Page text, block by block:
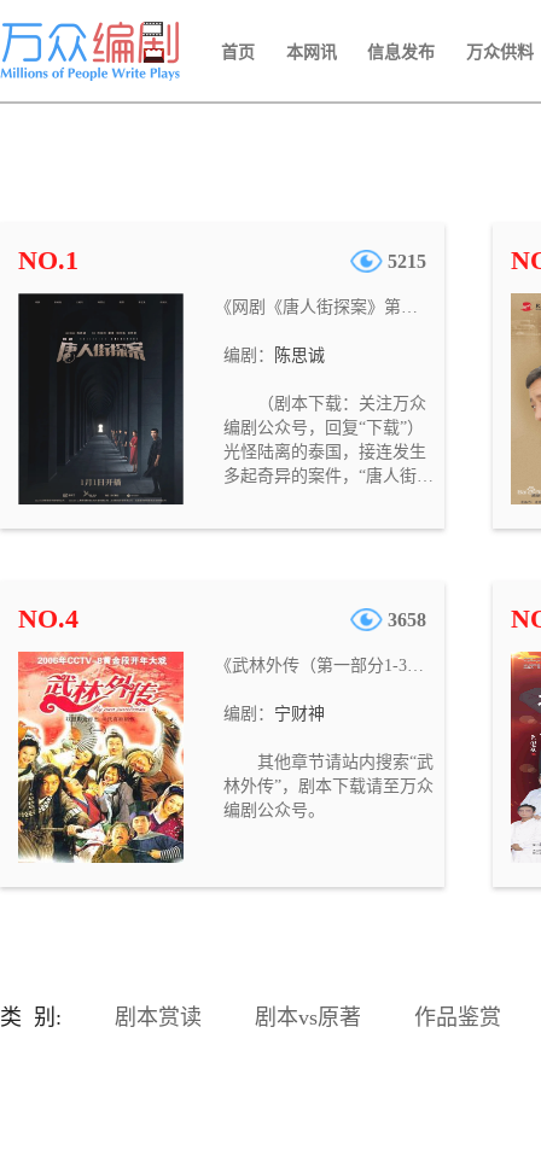
首页 本网讯 信息发布 万众供料
NO.1 5215
《网剧《唐人街探案》第一季》
编剧： 陈思诚
（剧本下载：关注万众
编剧公众号，回复“下载”）
光怪陆离的泰国，接连发生
多起奇异的案件，“唐人街第
田昊的弟弟野田昊二，纷纷
菁、初出茅庐的女警萨莎也
背后，藏于黑暗的真相正慢
NO.4 3658
《武林外传（第一部分1-30集）》
编剧： 宁财神
其他章节请站内搜索“武
林外传”，剧本下载请至万众
编剧公众号。
类 别: 剧本赏读 剧本vs原著 作品鉴赏